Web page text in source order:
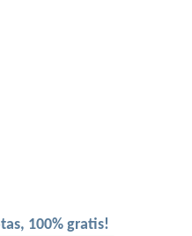
100% gratis!